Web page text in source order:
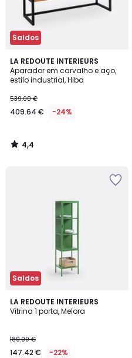
Saldos
LA REDOUTE INTERIEURS
Aparador em carvalho e aço,
estilo industrial, Hiba
539.00 €
409.64 € -24%
4,4
/ 5
4,4
/
Saldos
LA REDOUTE INTERIEURS
Vitrina 1 porta, Melora
189.00 €
147.42 € -22%
4,9
/ 5